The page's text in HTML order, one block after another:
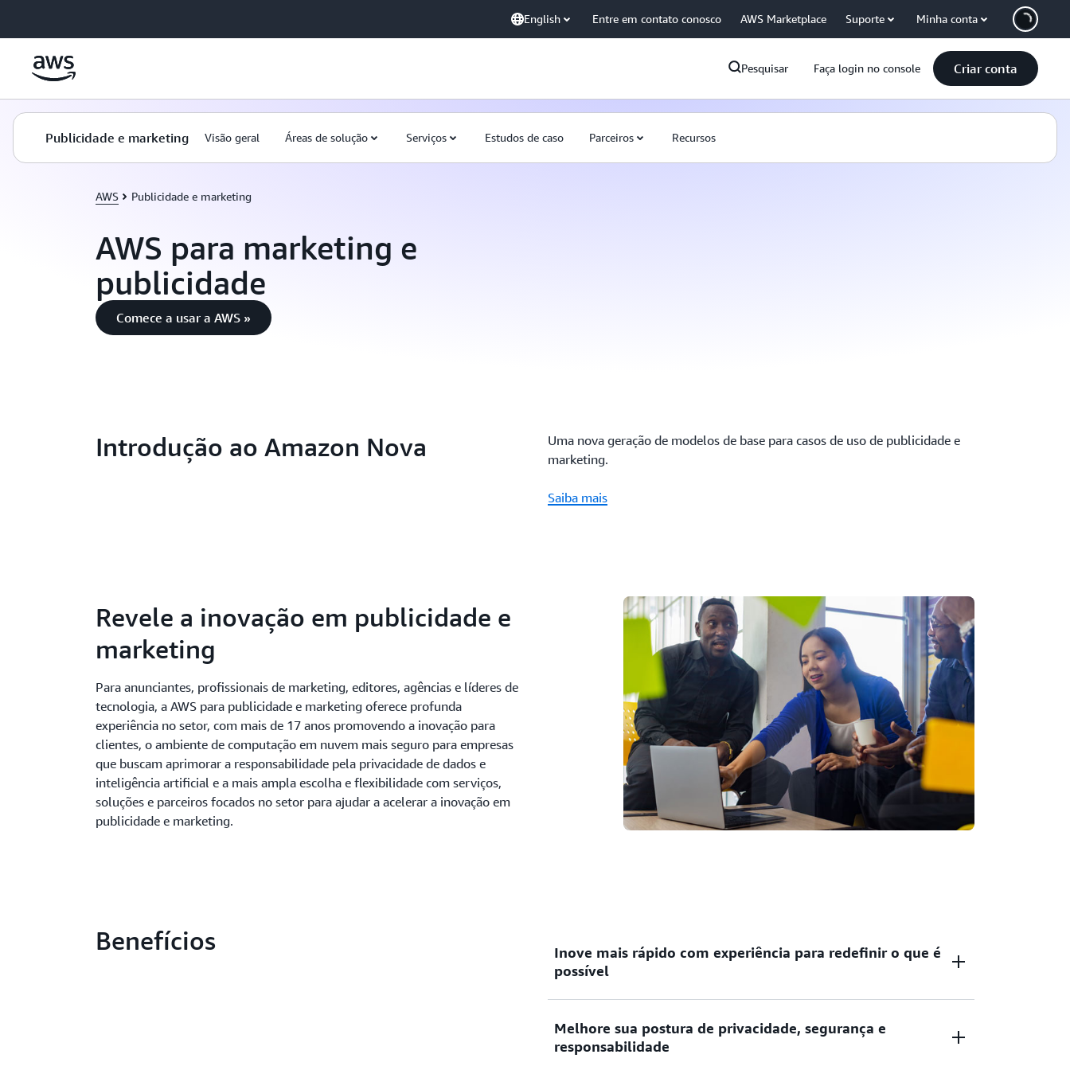
English Entre em contato conosco AWS Marketplace Suporte Minha conta
Pesquisar Faça login no console Criar conta
Publicidade e marketing Visão geral Áreas de solução Serviços Estudos de caso Parceiros Recursos
AWS Publicidade e marketing
AWS para marketing e
publicidade
Comece a usar a AWS »
Introdução ao Amazon Nova
Uma nova geração de modelos de base para casos de uso de publicidade e
marketing.
Saiba mais
Revele a inovação em publicidade e
marketing
Para anunciantes, profissionais de marketing, editores, agências e líderes de
tecnologia, a AWS para publicidade e marketing oferece profunda
experiência no setor, com mais de 17 anos promovendo a inovação para
clientes, o ambiente de computação em nuvem mais seguro para empresas
que buscam aprimorar a responsabilidade pela privacidade de dados e
inteligência artificial e a mais ampla escolha e flexibilidade com serviços,
soluções e parceiros focados no setor para ajudar a acelerar a inovação em
publicidade e marketing.
Benefícios
Inove mais rápido com experiência para redefinir o que é
possível
incluindo a experiência mais operacional, na maior escala, de qualquer
provedor de nuvem, com mais de 17 anos de experiência ajudando
Melhore sua postura de privacidade, segurança e
responsabilidade